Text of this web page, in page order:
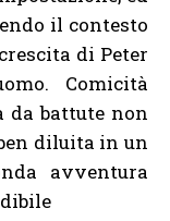
il contesto
di Peter
Comicità
da battute non
diluita in un
avventura